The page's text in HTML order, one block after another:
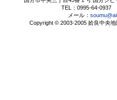
TEL：0995-64-0937
メール：
Copyright © 2003-2005 姶良中央